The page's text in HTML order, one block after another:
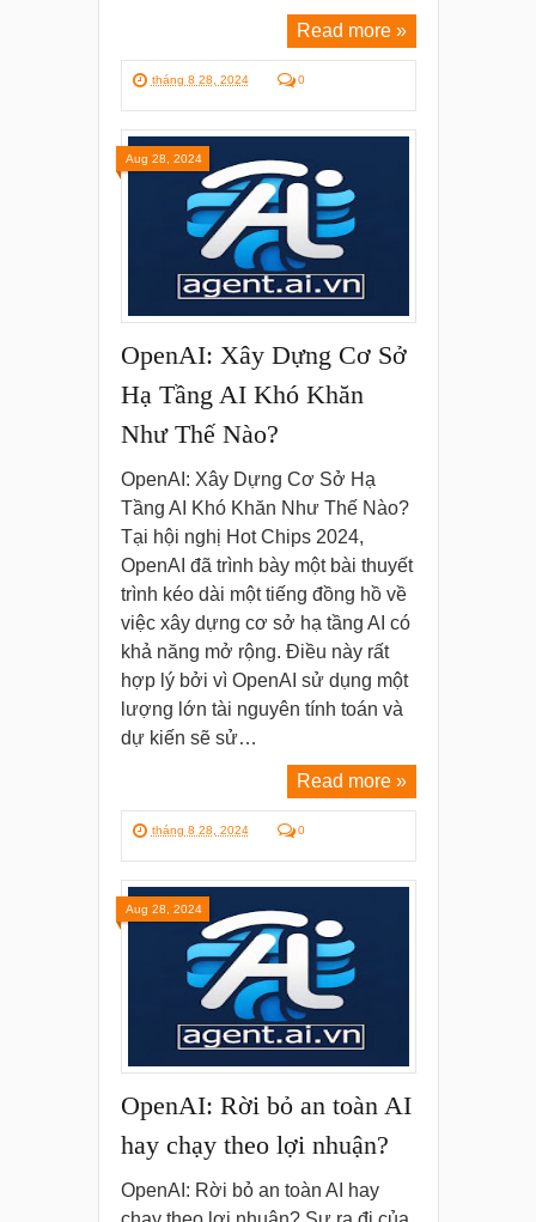
Read more »
tháng 8 28, 2024 0
OpenAI: Xây Dựng Cơ Sở
Hạ Tầng AI Khó Khăn
Như Thế Nào?
OpenAI: Xây Dựng Cơ Sở Hạ
Tầng AI Khó Khăn Như Thế Nào?
Tại hội nghị Hot Chips 2024,
OpenAI đã trình bày một bài thuyết
trình kéo dài một tiếng đồng hồ về
việc xây dựng cơ sở hạ tầng AI có
khả năng mở rộng. Điều này rất
hợp lý bởi vì OpenAI sử dụng một
lượng lớn tài nguyên tính toán và
dự kiến sẽ sử…
Read more »
tháng 8 28, 2024 0
Aug 28, 2024
OpenAI: Rời bỏ an toàn AI
hay chạy theo lợi nhuận?
OpenAI: Rời bỏ an toàn AI hay
Aug 28, 2024